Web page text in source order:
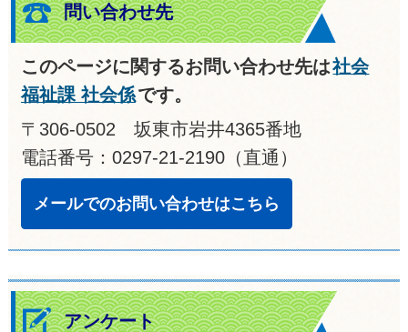
問い合わせ先
このページに関するお問い合わせ先は社会
福祉課 社会係です。
〒306-0502 坂東市岩井4365番地
電話番号：0297-21-2190（直通）
メールでのお問い合わせはこちら
アンケート